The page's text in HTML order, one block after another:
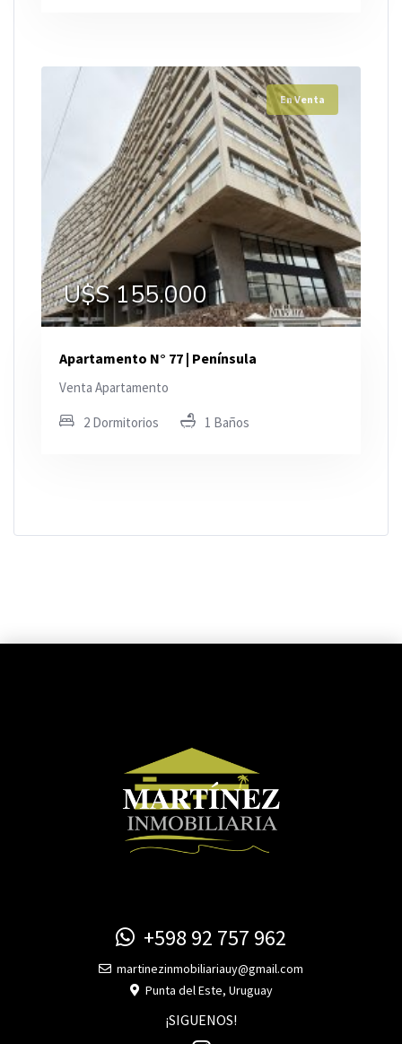
En Venta
U$S 155.000
Apartamento N° 77 | Península
Venta Apartamento
2 Dormitorios 1 Baños
+598 92 757 962
martinezinmobiliariauy@gmail.com
Punta del Este, Uruguay
¡SIGUENOS!